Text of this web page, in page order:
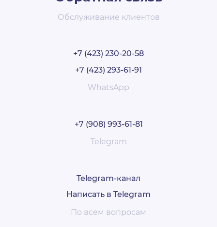
Обслуживание клиентов
+7 (423) 230-20-58
+7 (423) 293-61-91
WhatsApp
+7 (908) 993-61-81
Telegram
Telegram-канал
Написать в Telegram
По всем вопросам